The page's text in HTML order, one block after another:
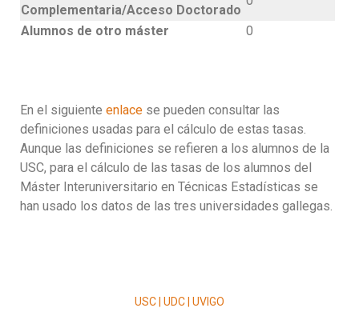
Complementaria/Acceso Doctorado
Alumnos de otro máster
0
En el siguiente enlace se pueden consultar las
definiciones usadas para el cálculo de estas tasas.
Aunque las definiciones se refieren a los alumnos de la
USC, para el cálculo de las tasas de los alumnos del
Máster Interuniversitario en Técnicas Estadísticas se
han usado los datos de las tres universidades gallegas.
USC | UDC | UVIGO